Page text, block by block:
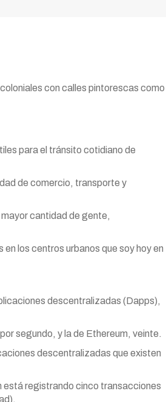
con calles pintorescas como
para el tránsito cotidiano de
de comercio, transporte y
cantidad de gente,
los centros urbanos que soy hoy en
descentralizadas (Dapps),
segundo, y la de Ethereum, veinte.
descentralizadas que existen
está registrando cinco transacciones